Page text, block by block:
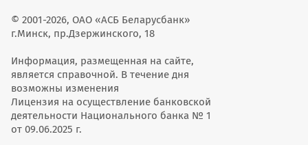
© 2001-2026, ОАО «АСБ Беларусбанк»
г.Минск, пр.Дзержинского, 18
Информация, размещенная на сайте,
является справочной. В течение дня
возможны изменения
Лицензия на осуществление банковской
деятельности Национального банка № 1
от 09.06.2025 г.